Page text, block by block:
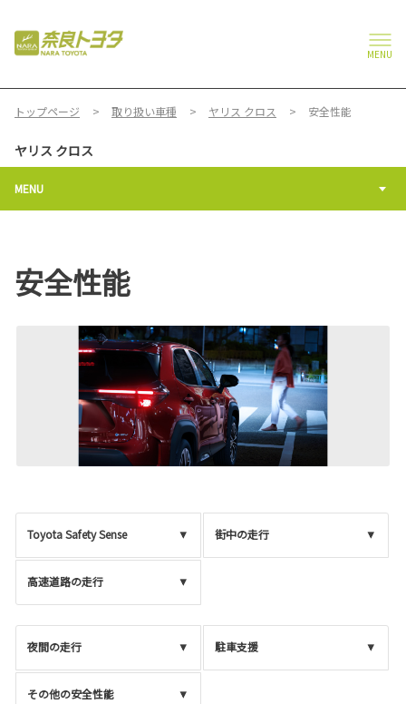
MENU
トップページ 取り扱い車種 ヤリス クロス 安全性能
ヤリス クロス
MENU
安全性能
Toyota Safety Sense 街中の走行
高速道路の走行
夜間の走行 駐車支援
その他の安全性能